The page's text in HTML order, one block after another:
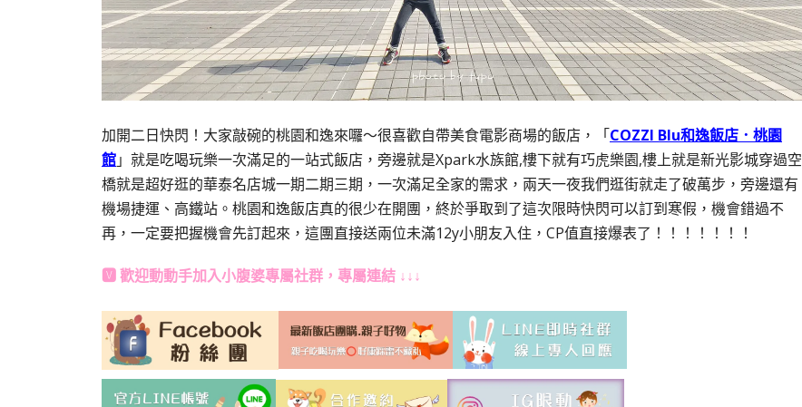
加開二日快閃！大家敲碗的桃園和逸來囉～很喜歡自帶美食電影商場的飯店，「COZZI Blu和逸飯店．桃園
館」就是吃喝玩樂一次滿足的一站式飯店，旁邊就是Xpark水族館,樓下就有巧虎樂園,樓上就是新光影城穿過空
橋就是超好逛的華泰名店城一期二期三期，一次滿足全家的需求，兩天一夜我們逛街就走了破萬步，旁邊還有
機場捷運、高鐵站。桃園和逸飯店真的很少在開團，終於爭取到了這次限時快閃可以訂到寒假，機會錯過不
再，一定要把握機會先訂起來，這團直接送兩位未滿12y小朋友入住，CP值直接爆表了！！！！！！！
🆅 歡迎動動手加入小腹婆專屬社群 ，專屬連結 ↓↓↓